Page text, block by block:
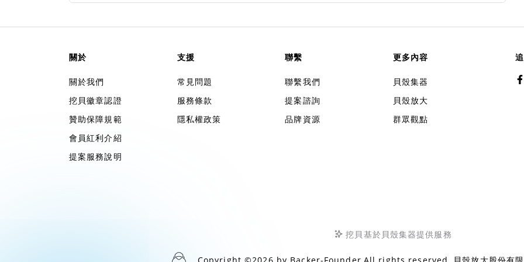
關於
關於我們
挖貝徽章認證
贊助保障規範
會員紅利介紹
提案服務說明
支援
常見問題
服務條款
隱私權政策
聯繫
聯繫我們
提案諮詢
品牌資源
更多內容
貝殼集器
貝殼放大
群眾觀點
挖貝基於貝殼集器提供服務